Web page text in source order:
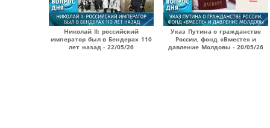
Николай II: российский
император был в Бендерах 110
лет назад - 22/05/26
Указ Путина о гражданстве
России, фонд «Вместе» и
давление Молдовы - 20/05/26